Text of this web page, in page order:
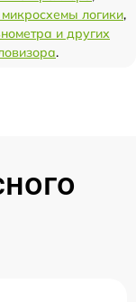
логики,
и других
.